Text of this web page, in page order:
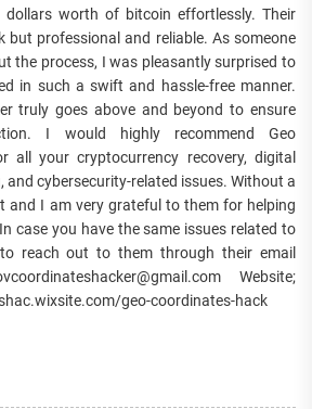
dollars worth of bitcoin effortlessly. Their
but professional and reliable. As someone
the process, I was pleasantly surprised to
in such a swift and hassle-free manner.
truly goes above and beyond to ensure
I would highly recommend Geo
all your cryptocurrency recovery, digital
and cybersecurity-related issues. Without a
and I am very grateful to them for helping
case you have the same issues related to
reach out to them through their email
Website;
geo-coordinates-hack